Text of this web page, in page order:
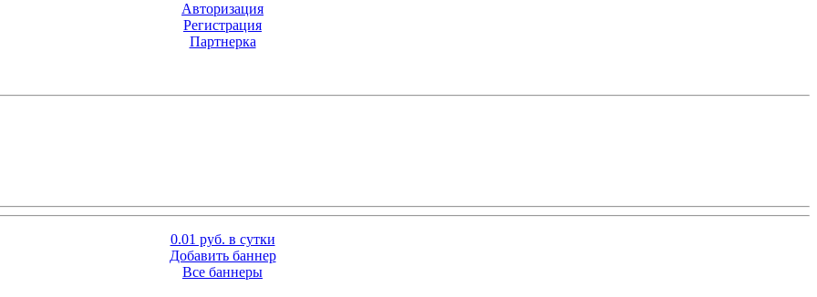
Авторизация
Регистрация
Партнерка
0.01 руб. в сутки
Добавить баннер
Все баннеры